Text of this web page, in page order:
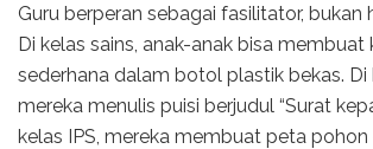
Guru berperan sebagai fasilitator, bukan
Di kelas sains, anak-anak bisa membuat
sederhana dalam botol plastik bekas. Di
mereka menulis puisi berjudul “Surat
kelas IPS, mereka membuat peta pohon